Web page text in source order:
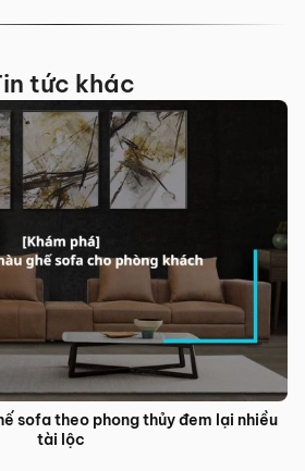
tức khác
sofa theo phong thủy đem lại nhiều
tài lộc